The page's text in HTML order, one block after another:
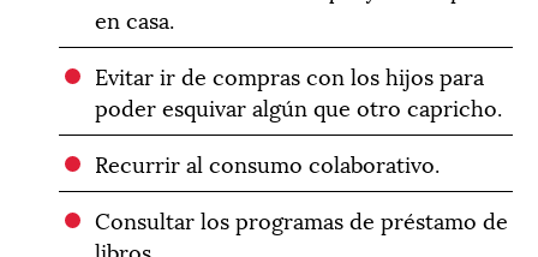
en casa.
Evitar ir de compras con los hijos para
poder esquivar algún que otro capricho.
Recurrir al consumo colaborativo.
Consultar los programas de préstamo de
libros.